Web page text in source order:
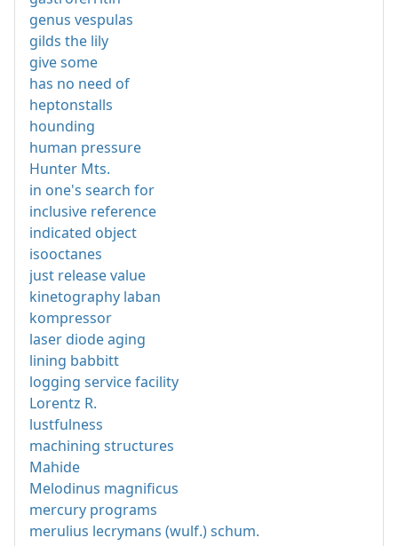
genus vespulas
gilds the lily
give some
has no need of
heptonstalls
hounding
human pressure
Hunter Mts.
in one's search for
inclusive reference
indicated object
isooctanes
just release value
kinetography laban
kompressor
laser diode aging
lining babbitt
logging service facility
Lorentz R.
lustfulness
machining structures
Mahide
Melodinus magnificus
mercury programs
merulius lecrymans (wulf.) schum.